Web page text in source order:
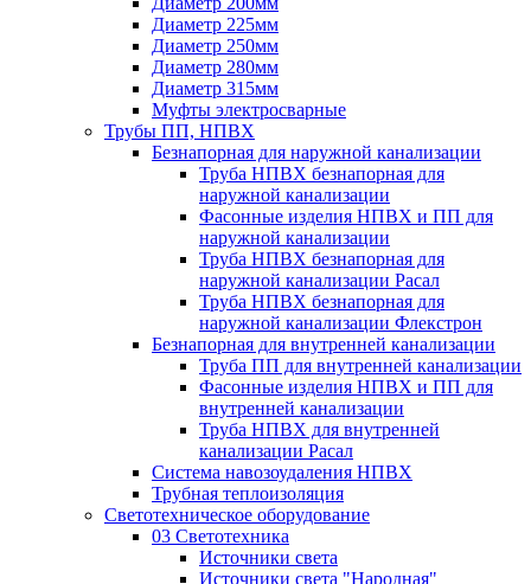
Диаметр 225мм
Диаметр 250мм
Диаметр 280мм
Диаметр 315мм
Муфты электросварные
Трубы ПП, НПВХ
Безнапорная для наружной канализации
Труба НПВХ безнапорная для
наружной канализации
Фасонные изделия НПВХ и ПП для
наружной канализации
Труба НПВХ безнапорная для
наружной канализации Расал
Труба НПВХ безнапорная для
наружной канализации Флекстрон
Безнапорная для внутренней канализации
Труба ПП для внутренней канализации
Фасонные изделия НПВХ и ПП для
внутренней канализации
Труба НПВХ для внутренней
канализации Расал
Система навозоудаления НПВХ
Трубная теплоизоляция
Светотехническое оборудование
03 Светотехника
Источники света
Источники света "Народная"